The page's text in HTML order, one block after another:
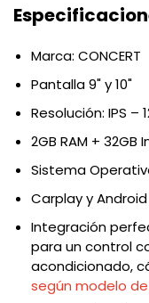
Marca: CONCERT
Pantalla 9" y 10"
Resolución: IPS –
2GB RAM +
Sistema
Carplay y
Integración
para un control
acondicionado,
según modelo